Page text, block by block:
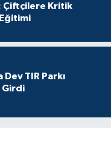
Çiftçilere Kritik
Dev TIR Parkı
Girdi